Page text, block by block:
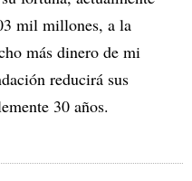
mil millones, a la
más dinero de mi
reducirá sus
30 años.